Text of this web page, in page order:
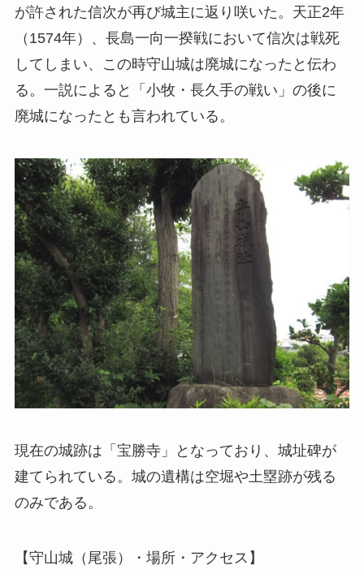
が許された信次が再び城主に返り咲いた。天正2年
（1574年）、長島一向一揆戦において信次は戦死
してしまい、この時守山城は廃城になったと伝わ
る。一説によると「小牧・長久手の戦い」の後に
廃城になったとも言われている。
現在の城跡は「宝勝寺」となっており、城址碑が
建てられている。城の遺構は空堀や土塁跡が残る
のみである。
【守山城（尾張）・場所・アクセス】